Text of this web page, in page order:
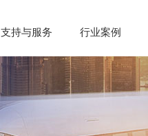
支持与服务 行业案例